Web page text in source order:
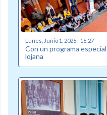
Lunes, Junio 1, 2026 - 16:27
Con un programa
lojana